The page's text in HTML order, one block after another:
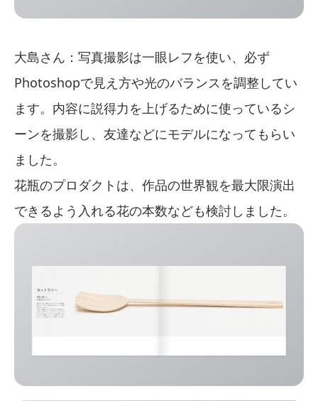
大島さん：写真撮影は一眼レフを使い、必ず
Photoshopで見え方や光のバランスを調整してい
ます。内容に説得力を上げるために使っているシ
ーンを撮影し、友達などにモデルになってもらい
ました。
花瓶のプロダクトは、作品の世界観を最大限演出
できるよう入れる花の本数なども検討しました。